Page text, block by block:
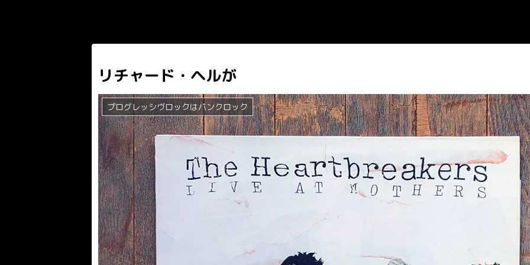
リチャード・ヘルが
プログレッシヴロックはパンクロック